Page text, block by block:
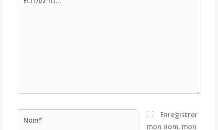
ici…
Enregistrer
mon nom, mon